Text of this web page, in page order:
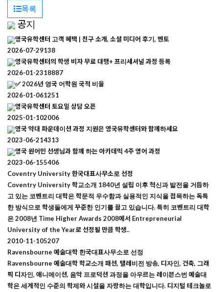
목록
공지
영국유학센터 고객 혜택 | 친구 소개, 소셜 미디어 후기, 멘토
2026-07-29138
영국유학센터의 학생 비자 무료 대행+ 프리세셔널 과정 등록
2026-01-2318887
✅ 2026년 영국 어학원 국적 비율
2026-01-061251
영국유학센터 토요일 상담 오픈
2025-01-102006
영국 약대 파운데이션 과정 지원은 영국유학센터와 함께하세요
2023-06-214313
영국 원어민 선생님과 함께 하는 아카데믹 4주 영어 과정
2023-06-155406
Coventry University 한국대표사무소로 선정
Coventry University 학교소개 1840년 설립 이후 혁신과 발전을 거듭하
고 있는 코벤트리 대학은 학문적 우수함과 실용적인 지식을 접목하는 독특
한 방식으로 학생들에게 꾸준한 인기를 끌고 있습니다. 특히 코벤트리 대학
은 2008년 Time Higher Awards 2008에서 Entrepreneurial
University of the Year로 선정될 만큼 학생..
2010-11-105207
Ravensbourne 예술대학 한국대표사무소로 선정
Ravensbourne 예술대학 학교소개 패션, 텔레비전 방송, 디자인, 건축, 그래
픽 디자인, 애니메이션, 음악 프로덕션 과정을 아우르는 레이븐스번 예술대
학은 세계적인 수준의 학제와 시설을 자랑하는 대학입니다. 디지털 테크놀로